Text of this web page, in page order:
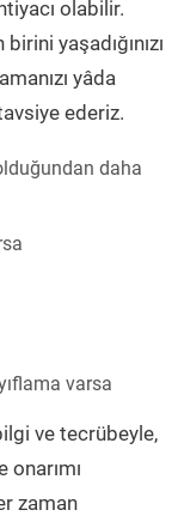
olabilir.
yaşadığınızı
yâda
ederiz.
daha
varsa
ve tecrübeyle,
onarımı
zaman